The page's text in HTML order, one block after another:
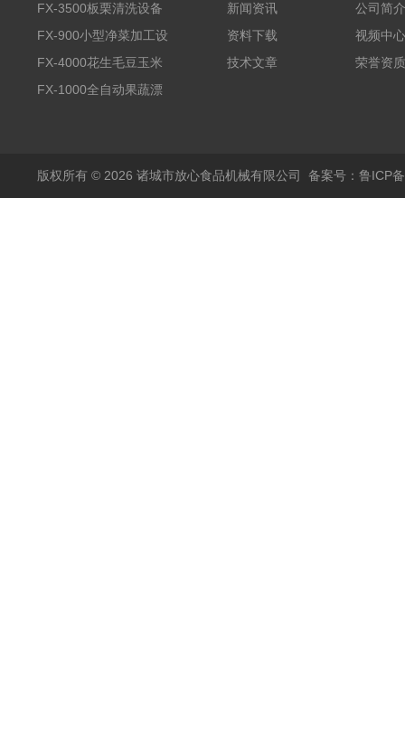
FX-3500板栗清洗设备
全自动气泡清洗机
FX-900小型净菜加工设
备野菜清洗机
FX-4000花生毛豆玉米
蒸煮漂烫机
FX-1000全自动果蔬漂
新闻资讯
资料下载
技术文章
公司简介
视频中心
荣誉资质
版权所有 © 2026 诸城市放心食品机械有限公司 备案号：鲁ICP